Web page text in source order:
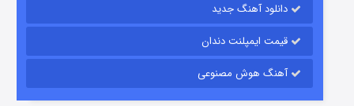
دانلود آهنگ جدید
قیمت ایمپلنت دندان
آهنگ هوش مصنوعی